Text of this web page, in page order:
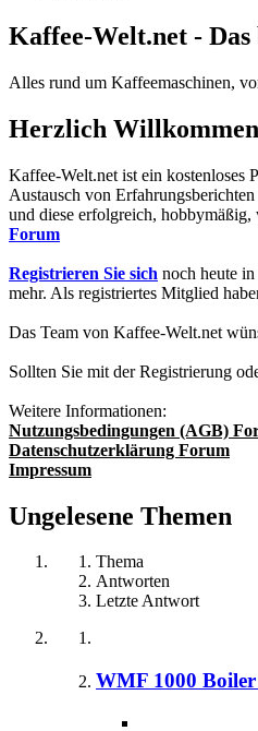
Kaffee-Welt.net -
Alles rund um Kaffeemaschinen,
Herzlich
Kaffee-Welt.net ist ein kostenloses
Austausch von
und diese erfolgreich, hobbymäßig,
Forum
Registrieren Sie sich noch heute
mehr. Als registriertes Mitglied
Das Team von Kaffee-Welt.net
Sollten Sie mit der Registrierung
Weitere Informationen:
Nutzungsbedingungen (AGB)
Datenschutzerklärung Forum
Impressum
Ungelesene Themen
Thema
Antworten
Letzte Antwort
WMF 1000